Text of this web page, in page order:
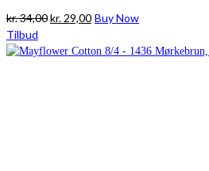
kr.34,00Den
pris
kr. 29,00Den
pris
Buy Now
Tilbud